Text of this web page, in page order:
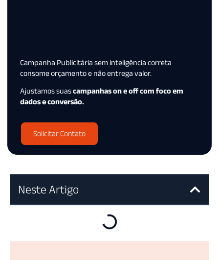
Campanha Publicitária sem inteligência correta
consome orçamento e não entrega valor.
Ajustamos suascampanhas on e off com foco em
dados e conversão.
Solicitar Contato
Neste Artigo